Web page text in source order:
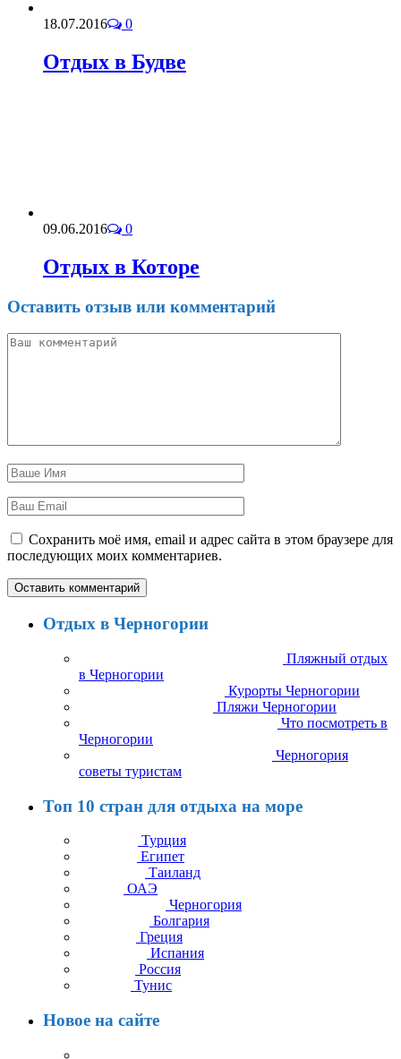
18.07.2016 0
Отдых в Будве
09.06.2016 0
Отдых в Которе
Оставить отзыв или комментарий
Сохранить моё имя, email и адрес сайта в этом браузере для
последующих моих комментариев.
Отдых в Черногории
Пляжный отдых
в Черногории
Курорты Черногории
Пляжи Черногории
Что посмотреть в
Черногории
Черногория
советы туристам
Топ 10 стран для отдыха на море
Турция
Египет
Таиланд
ОАЭ
Черногория
Болгария
Греция
Испания
Россия
Тунис
Новое на сайте